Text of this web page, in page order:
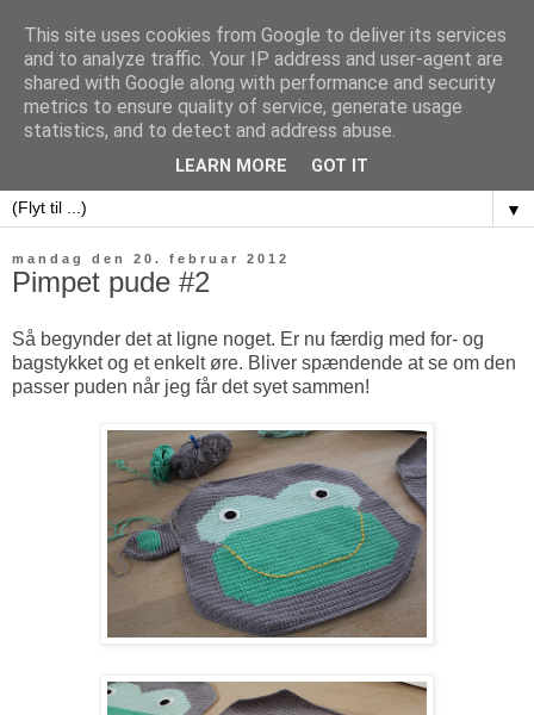
sweet potatoes
▼
mandag den 20. februar 2012
Pimpet pude #2
Så begynder det at ligne noget. Er nu færdig med for- og
bagstykket og et enkelt øre. Bliver spændende at se om den
passer puden når jeg får det syet sammen!
This site uses cookies from Google to deliver its services
and to analyze traffic. Your IP address and user-agent are
shared with Google along with performance and security
metrics to ensure quality of service, generate usage
statistics, and to detect and address abuse.
LEARN MORE GOT IT